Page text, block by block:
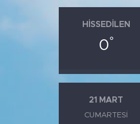
HISSEDILEN
0°
21 MART
CUMARTESI